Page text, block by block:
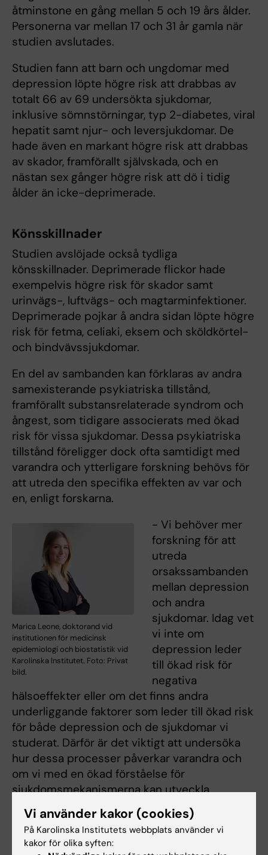
åtminstone en gång mellan 5 och 19 års ålder.
Personerna var mellan 17 och 31 år gamla när
studien avslutades.
Studien fann att barn och ungdomar med
depression löpte högre risk att drabbas av
totalt 66 av 69 undersökta sjukdomar,
inklusive sömnstörningar, typ 2-diabetes, viral
hepatit samt njur- och leversjukdomar. De
hade även en markant högre risk att drabbas
av skador, framförallt självskada, och en
nästan sex gånger högre risk att dö i tidig
ålder än icke-deprimerade.
Könsskillnader
Studien avslöjade också tydliga
könsskillnader. Deprimerade flickor hade
exempelvis högre risk för skador samt
urinvägs-, luftvägs- och magtarminfektioner.
Deprimerade pojkar å andra sidan löpte högre
risk för fetma, celiaki, eksem och sköldkörtel-
och bindvävssjukdomar.
En del av sambanden kan förklaras av andra
samexisterande psykiatriska tillstånd,
framförallt substansrelaterade syndrom och
ångest, som tidigare associerats med ökad
risk för vissa sjukdomar. Dessa psykiatriska
tillstånd föreligger dock ofta samtidigt med
varandra och ytterligare forskning behövs för
att utreda den specifika effekten av var och
en, enligt forskarna.
Marica Leone, doktorand vid
institutionen för medicinsk
epidemiologi och biostatistik vid
Karolinska Institutet. Foto: Privat
bild.
- Vi behöver mer
forskning för att
utreda
orsakssambanden
mellan depression
och andra
sjukdomar. Idag vet
vi inte om
depression leder
till ökad risk för
negativa
hälsoeffekter eller om det finns andra
underliggande faktorer som leder till ökad risk
för både depression och de sjukdomar vi
studerat. Därför är det viktigt att undersöka
hur dessa processer påverkar varandra och
om vi med en ökad förståelse för
sjukdomsmekanismerna kan utveckla
behandlingar med mer riktade
verkningsmekanismer och på så sätt förbättra
den allmänna hälsan, sägerMarica Leone
doktorand vid institutionen för medicinsk
Vi använder kakor (cookies)
På Karolinska Institutets webbplats använder vi
kakor för olika syften: